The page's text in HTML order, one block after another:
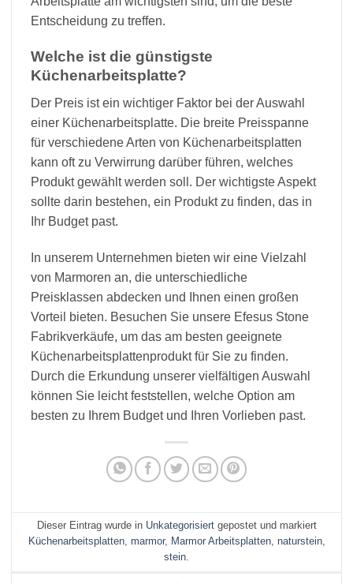
Entscheidung zu treffen.
Welche ist die günstigste
Küchenarbeitsplatte?
Der Preis ist ein wichtiger Faktor bei der Auswahl
einer Küchenarbeitsplatte. Die breite Preisspanne
für verschiedene Arten von Küchenarbeitsplatten
kann oft zu Verwirrung darüber führen, welches
Produkt gewählt werden soll. Der wichtigste Aspekt
sollte darin bestehen, ein Produkt zu finden, das in
Ihr Budget past.
In unserem Unternehmen bieten wir eine Vielzahl
von Marmoren an, die unterschiedliche
Preisklassen abdecken und Ihnen einen großen
Vorteil bieten. Besuchen Sie unsere Efesus Stone
Fabrikverkäufe, um das am besten geeignete
Küchenarbeitsplattenprodukt für Sie zu finden.
Durch die Erkundung unserer vielfältigen Auswahl
können Sie leicht feststellen, welche Option am
besten zu Ihrem Budget und Ihren Vorlieben past.
Dieser Eintrag wurde in Unkategorisiertgepostet und markiert
Küchenarbeitsplatten, marmor, Marmor Arbeitsplatten, naturstein,
stein